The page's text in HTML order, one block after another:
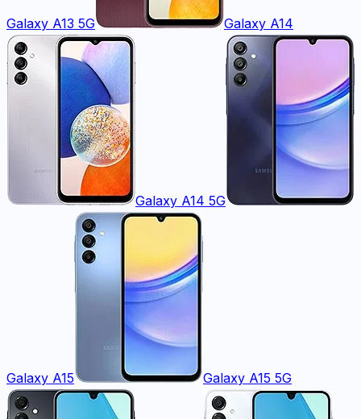
Galaxy A13 5G Galaxy A14
Galaxy A14 5G
Galaxy A15 Galaxy A15 5G